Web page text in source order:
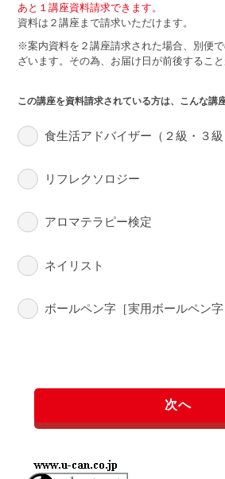
あと１講座資料請求できます。
資料は２講座まで請求いただけます。
※案内資料を２講座請求された場合、別便
ざいます。その為、お届け日が前後すること
この講座を資料請求されている方は、こんな講
食生活アドバイザー（２級・３級
リフレクソロジー
アロマテラピー検定
ネイリスト
ボールペン字［実用ボールペン字
次へ